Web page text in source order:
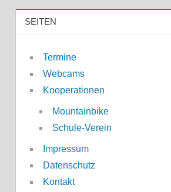
SEITEN
Termine
Webcams
Kooperationen
Mountainbike
Schule-Verein
Impressum
Datenschutz
Kontakt